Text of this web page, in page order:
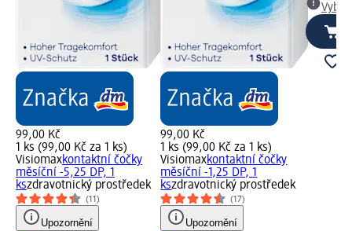
99,00 Kč
1 ks (99,00 Kč za 1 ks)
Visiomaxkontaktní čočky
měsíční -5,25 DP, 1
kszdravotnický prostředek
(11)
Upozornění
99,00 Kč
1 ks (99,00 Kč za 1 ks)
Visiomaxkontaktní čočky
měsíční -1,25 DP, 1
kszdravotnický prostředek
(17)
Upozornění